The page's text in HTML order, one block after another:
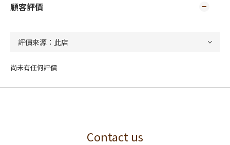
顧客評價
尚未有任何評價
Contact us